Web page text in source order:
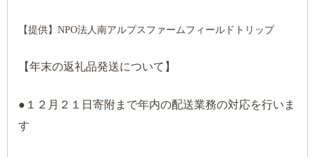
【提供】NPO法人南アルプスファームフィールドトリップ
【年末の返礼品発送について】
●１２月２１日寄附まで年内の配送業務の対応を行いま
す